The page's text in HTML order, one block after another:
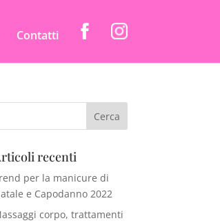
Contatti
recenti
per la manicure di
e Capodanno 2022
corpo, trattamenti